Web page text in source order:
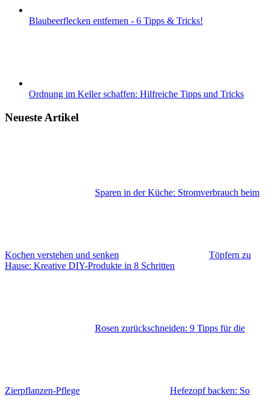
Blaubeerflecken entfernen - 6 Tipps & Tricks!
Ordnung im Keller schaffen: Hilfreiche Tipps und Tricks
Neueste Artikel
Sparen in der Küche: Stromverbrauch beim
Kochen verstehen und senken
Töpfern zu
Hause: Kreative DIY-Produkte in 8 Schritten
Rosen zurückschneiden: 9 Tipps für die
Zierpflanzen-Pflege Hefezopf backen: So